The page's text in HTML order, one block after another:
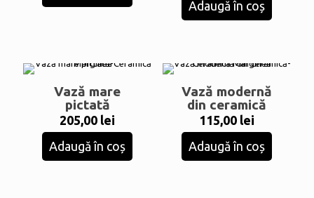
Adaugă în coș
Vază mare
pictată
205,00 lei
Adaugă în coș
Vază modernă
din ceramică
115,00 lei
Adaugă în coș